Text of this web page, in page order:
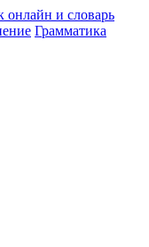
Грамматика